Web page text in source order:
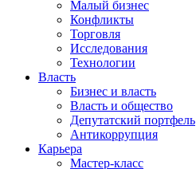
Малый бизнес
Конфликты
Торговля
Исследования
Технологии
Власть
Бизнес и власть
Власть и общество
Депутатский портфель
Антикоррупция
Карьера
Мастер-класс